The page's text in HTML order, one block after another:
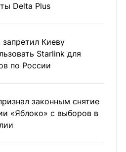
Delta Plus
Киеву
Starlink для
по России
законным снятие
«Яблоко» с выборов в